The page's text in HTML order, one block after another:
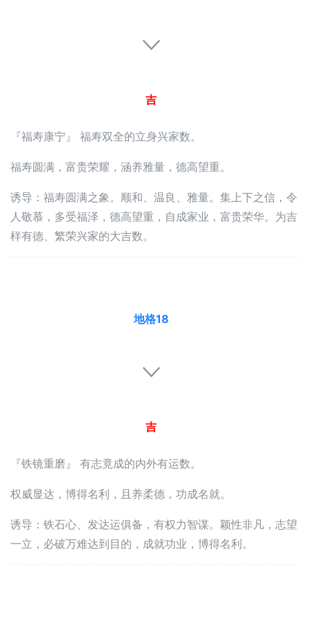
吉
『福寿康宁』 福寿双全的立身兴家数。
福寿圆满，富贵荣耀，涵养雅量，德高望重。
诱导：福寿圆满之象。顺和、温良、雅量。集上下之信，令
人敬慕，多受福泽，德高望重，自成家业，富贵荣华。为吉
样有德、繁荣兴家的大吉数。
地格18
吉
『铁镜重磨』 有志竟成的内外有运数。
权威显达，博得名利，且养柔德，功成名就。
诱导：铁石心、发达运俱备，有权力智谋。颖性非凡，志望
一立，必破万难达到目的，成就功业，博得名利。